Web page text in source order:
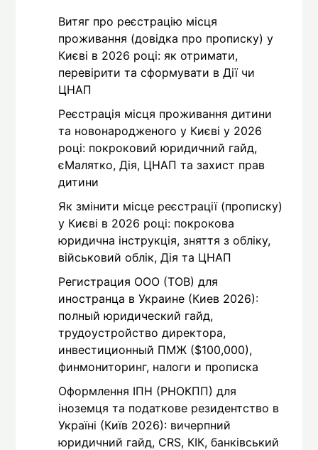
Витяг про реєстрацію місця
проживання (довідка про прописку) у
Києві в 2026 році: як отримати,
перевірити та сформувати в Дії чи
ЦНАП
Реєстрація місця проживання дитини
та новонародженого у Києві у 2026
році: покроковий юридичний гайд,
єМалятко, Дія, ЦНАП та захист прав
дитини
Як змінити місце реєстрації (прописку)
у Києві в 2026 році: покрокова
юридична інструкція, зняття з обліку,
військовий облік, Дія та ЦНАП
Регистрация ООО (ТОВ) для
иностранца в Украине (Киев 2026):
полный юридический гайд,
трудоустройство директора,
инвестиционный ПМЖ ($100,000),
финмониторинг, налоги и прописка
Оформлення ІПН (РНОКПП) для
іноземця та податкове резидентство в
Україні (Київ 2026): вичерпний
юридичний гайд, CRS, КІК, банківський